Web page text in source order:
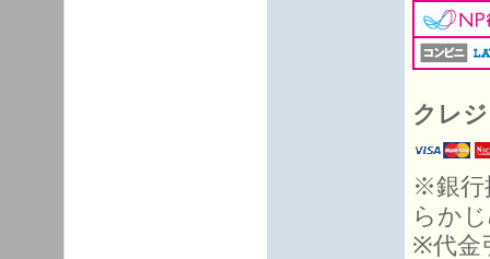
クレ
※銀行
らか
※代金